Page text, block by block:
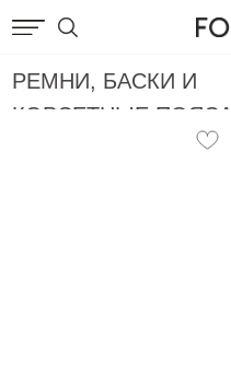
РЕМНИ, БАСКИ И
КОРСЕТНЫЕ ПОЯСА